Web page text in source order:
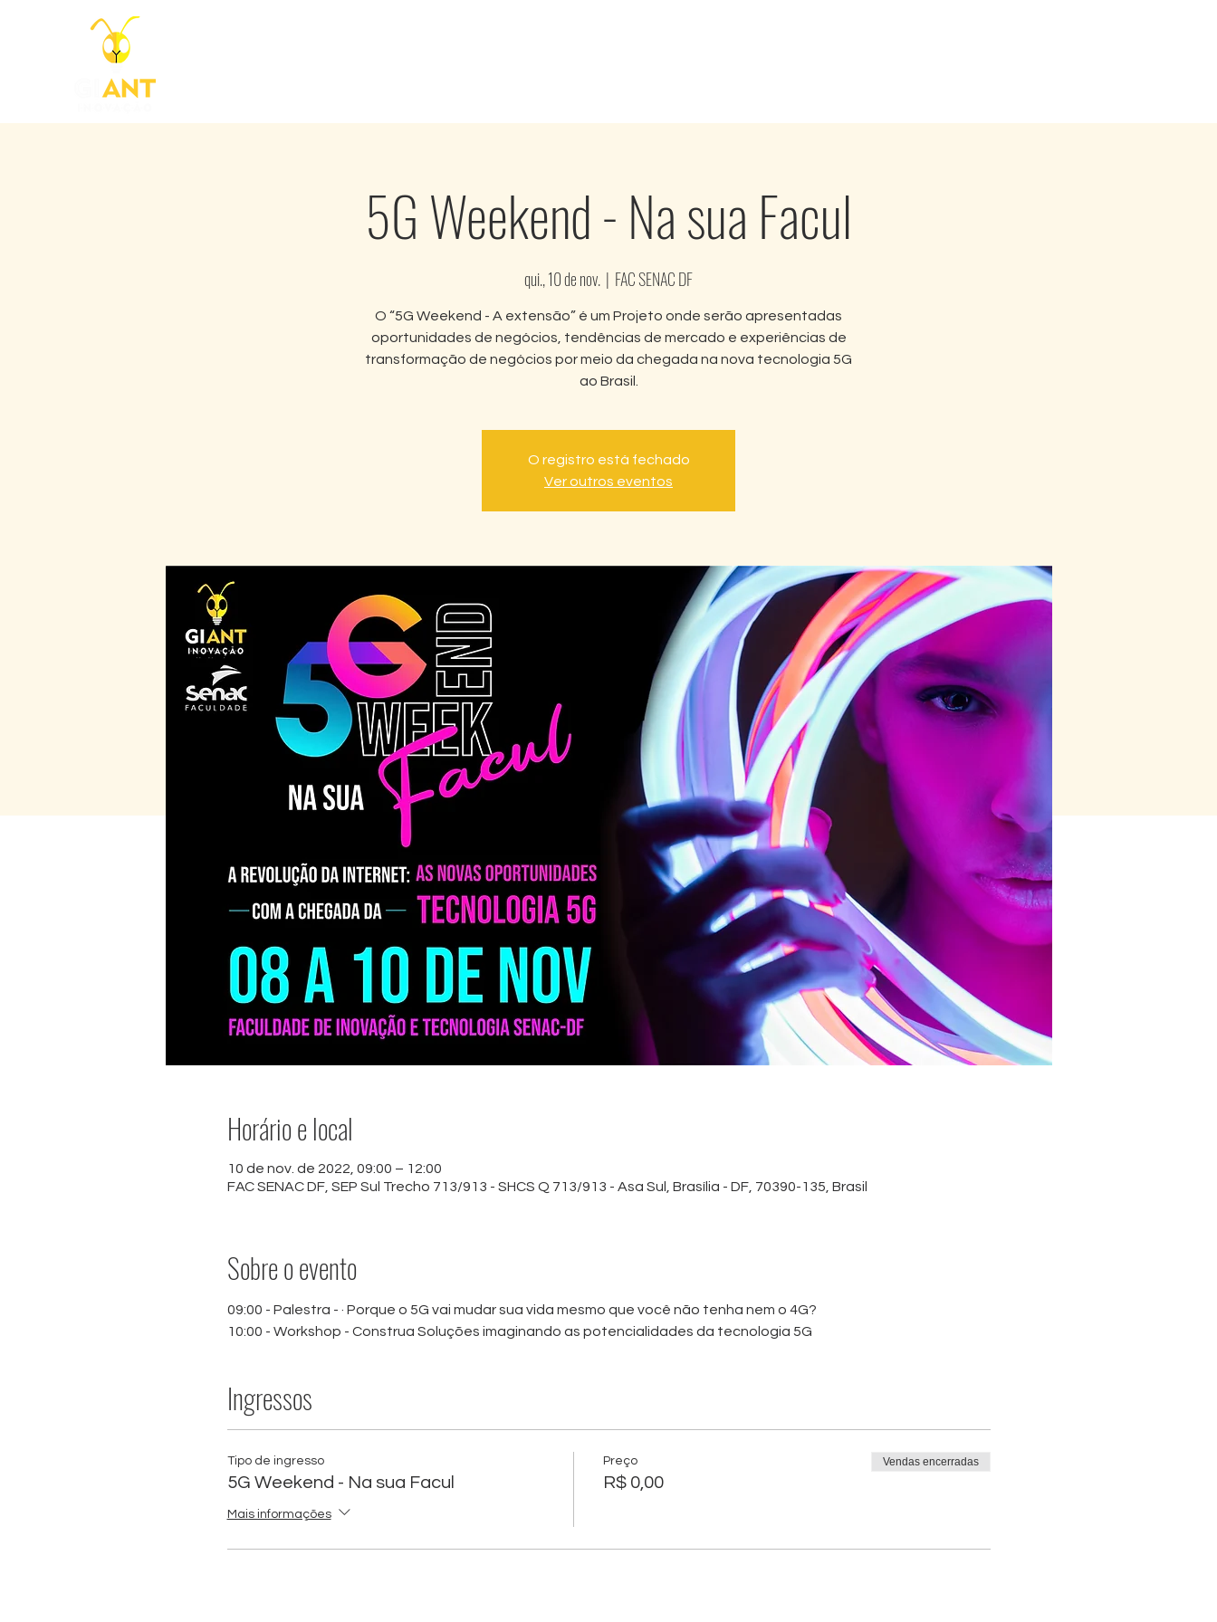
5G Weekend - Na sua Facul
qui., 10 de nov.
  |
FAC SENAC DF
O “5G Weekend - A extensão” é um Projeto onde serão apresentadas
oportunidades de negócios, tendências de mercado e experiências de
transformação de negócios por meio da chegada na nova tecnologia 5G
ao Brasil.
O registro está fechado
Ver outros eventos
Horário e local
10 de nov. de 2022, 09:00 – 12:00
FAC SENAC DF, SEP Sul Trecho 713/913 - SHCS Q 713/913 - Asa Sul, Brasília - DF, 70390-135, Brasil
Sobre o evento
09:00 - Palestra - · Porque o 5G vai mudar sua vida mesmo que você não tenha nem o 4G?
10:00 - Workshop - Construa Soluções imaginando as potencialidades da tecnologia 5G
Ingressos
Tipo de ingresso
5G Weekend - Na sua Facul
Mais informações
Preço
R$ 0,00
Vendas encerradas